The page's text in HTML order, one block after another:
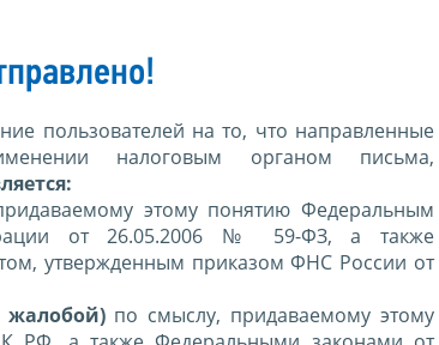
пользователей на то, что направленные
налоговым органом письма,
этому понятию Федеральным
от 26.05.2006 № 59-ФЗ, а также
утвержденным приказом ФНС России от
жалобой)по смыслу, придаваемому этому